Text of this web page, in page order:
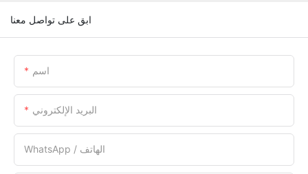
ابق على تواصل معنا
اسم
البريد الإلكتروني
WhatsApp / الهاتف